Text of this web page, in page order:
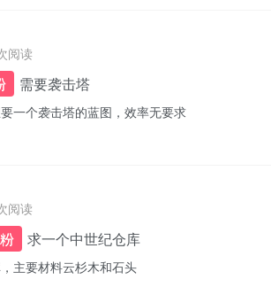
阅读
需要袭击塔
一个袭击塔的蓝图，效率无要求
阅读
求一个中世纪仓库
主要材料云杉木和石头